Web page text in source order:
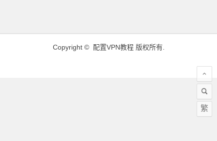
Copyright © 配置VPN教程版权所有.
繁